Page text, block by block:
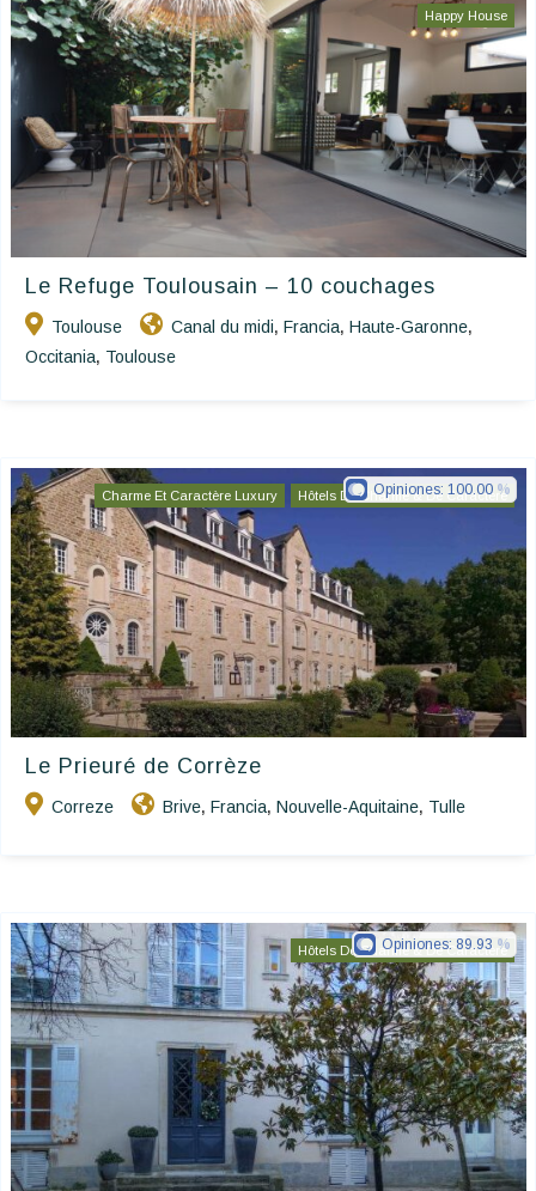
Happy House
Le Refuge Toulousain – 10 couchages
Toulouse Canal du midi, Francia, Haute-Garonne,
Occitania, Toulouse
Charme Et Caractère Luxury Hôtels De Charme & De Caractère
Le Prieuré de Corrèze
Correze Brive, Francia, Nouvelle-Aquitaine, Tulle
Opiniones: 100.00
Hôtels De Charme & De Caractère
Opiniones: 89.93